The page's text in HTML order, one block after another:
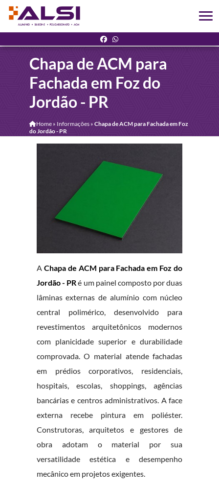
Chapa de ACM para
Fachada em Foz do
Jordão - PR
Home» Informações » Chapa de ACM para Fachada em Foz
do Jordão - PR
A Chapa de ACM para Fachada em Foz do
Jordão - PRé um painel composto por duas
lâminas externas de alumínio com núcleo
central polimérico, desenvolvido para
revestimentos arquitetônicos modernos
com planicidade superior e durabilidade
comprovada. O material atende fachadas
em prédios corporativos, residenciais,
hospitais, escolas, shoppings, agências
bancárias e centros administrativos. A face
externa recebe pintura em poliéster.
Construtoras, arquitetos e gestores de
obra adotam o material por sua
versatilidade estética e desempenho
mecânico em projetos exigentes.